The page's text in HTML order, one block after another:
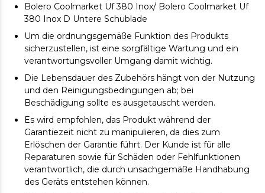
Bolero Coolmarket Uf 380 Inox/ Bolero Coolmarket Uf
380 Inox D Untere Schublade
Um die ordnungsgemäße Funktion des Produkts
sicherzustellen, ist eine sorgfältige Wartung und ein
verantwortungsvoller Umgang damit wichtig.
Die Lebensdauer des Zubehörs hängt von der Nutzung
und den Reinigungsbedingungen ab; bei
Beschädigung sollte es ausgetauscht werden.
Es wird empfohlen, das Produkt während der
Garantiezeit nicht zu manipulieren, da dies zum
Erlöschen der Garantie führt. Der Kunde ist für alle
Reparaturen sowie für Schäden oder Fehlfunktionen
verantwortlich, die durch unsachgemäße Handhabung
des Geräts entstehen können.